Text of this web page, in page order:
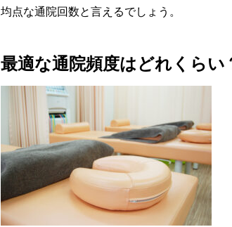
均点な通院回数と言えるでしょう。
最適な通院頻度はどれくらい